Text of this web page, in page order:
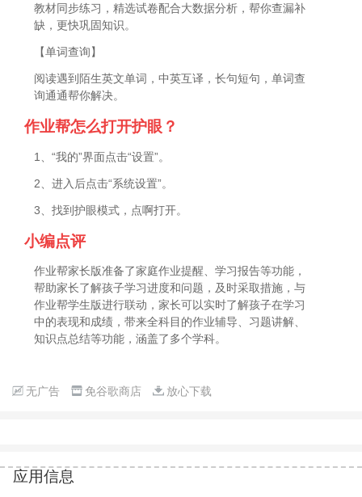
教材同步练习，精选试卷配合大数据分析，帮你查漏补
缺，更快巩固知识。
【单词查询】
阅读遇到陌生英文单词，中英互译，长句短句，单词查
询通通帮你解决。
作业帮怎么打开护眼？
1、“我的”界面点击“设置”。
2、进入后点击“系统设置”。
3、找到护眼模式，点啊打开。
小编点评
作业帮家长版准备了家庭作业提醒、学习报告等功能，
帮助家长了解孩子学习进度和问题，及时采取措施，与
作业帮学生版进行联动，家长可以实时了解孩子在学习
中的表现和成绩，带来全科目的作业辅导、习题讲解、
知识点总结等功能，涵盖了多个学科。
无广告 免谷歌商店 放心下载
应用信息